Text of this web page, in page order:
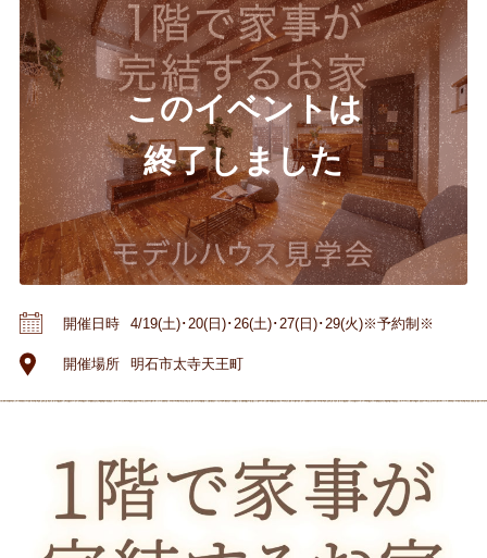
開催日時 4/19(土)･20(日)･26(土)･27(日)･29(火)※予約制※
開催場所 明石市太寺天王町